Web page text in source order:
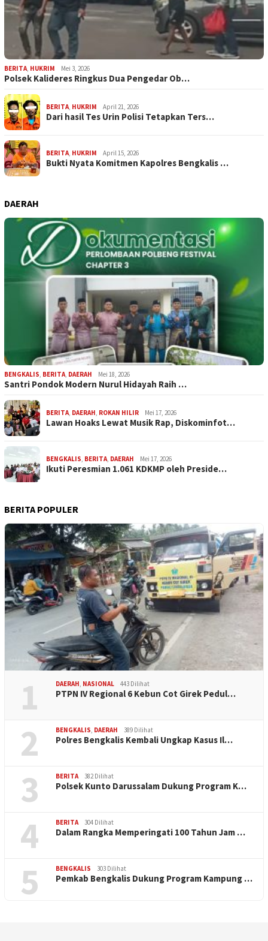
BERITA, HUKRIM Mei 3, 2026
Polsek Kalideres Ringkus Dua Pengedar Ob…
BERITA, HUKRIM April 21, 2026
Dari hasil Tes Urin Polisi Tetapkan Ters…
BERITA, HUKRIM April 15, 2026
Bukti Nyata Komitmen Kapolres Bengkalis …
DAERAH
BENGKALIS, BERITA, DAERAH Mei 18, 2026
Santri Pondok Modern Nurul Hidayah Raih …
BERITA, DAERAH, ROKAN HILIR Mei 17, 2026
Lawan Hoaks Lewat Musik Rap, Diskominfot…
BENGKALIS, BERITA, DAERAH Mei 17, 2026
Ikuti Peresmian 1.061 KDKMP oleh Preside…
BERITA POPULER
1 DAERAH, NASIONAL 443 Dilihat
PTPN IV Regional 6 Kebun Cot Girek Pedul…
2 BENGKALIS, DAERAH 389 Dilihat
Polres Bengkalis Kembali Ungkap Kasus Il…
3 BERITA 382 Dilihat
Polsek Kunto Darussalam Dukung Program K…
4 BERITA 304 Dilihat
Dalam Rangka Memperingati 100 Tahun Jam …
5 BENGKALIS 303 Dilihat
Pemkab Bengkalis Dukung Program Kampung …